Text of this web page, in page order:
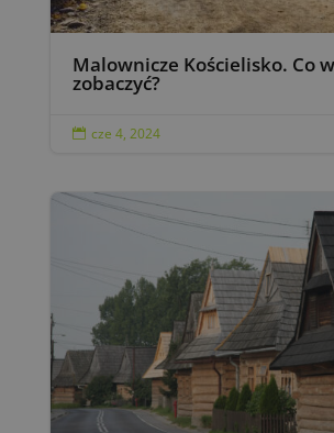
Malownicze Kościelisko. Co
zobaczyć?
 cze 4, 2024